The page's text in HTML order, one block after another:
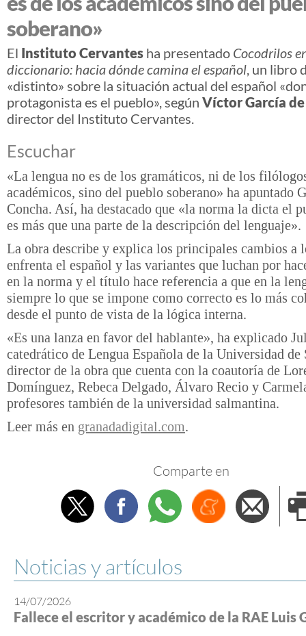
soberano»
El Instituto Cervantes ha presentado Cocodrilos
diccionario: hacia dónde camina el español, un libro
«distinto» sobre la situación actual del español
protagonista es el pueblo», según Víctor García
director del Instituto Cervantes.
Escuchar
«La lengua no es de los gramáticos, ni de los
académicos, sino del pueblo soberano» ha apuntado
Concha. Así, ha destacado que «la norma la dicta el
es más que una parte de la descripción del lenguaje».
La obra describe y explica los principales cambios a
enfrenta el español y las variantes que luchan por
en la norma y el título hace referencia a que en la
siempre lo que se impone como correcto es lo más
desde el punto de vista de la lógica interna.
«Es una lanza en favor del hablante», ha explicado
catedrático de Lengua Española de la Universidad de
director de la obra que cuenta con la coautoría de
Domínguez, Rebeca Delgado, Álvaro Recio y
profesores también de la universidad salmantina.
Leer más en granadadigital.com.
Comparte en
TwitterFacebookWhatsappMenéame
Noticias y artículos
14/07/2026
Fallece el escritor y académico de la RAE Luis